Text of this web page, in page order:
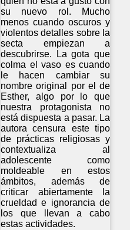
su nuevo rol. Mucho
menos cuando oscuros y
violentos detalles sobre la
secta empiezan a
descubrirse. La gota que
colma el vaso es cuando
le hacen cambiar su
nombre original por el de
Esther, algo por lo que
nuestra protagonista no
está dispuesta a pasar. La
autora censura este tipo
de prácticas religiosas y
contextualiza al
adolescente como
moldeable en estos
ámbitos, además de
criticar abiertamente la
crueldad e ignorancia de
los que llevan a cabo
estas actividades.